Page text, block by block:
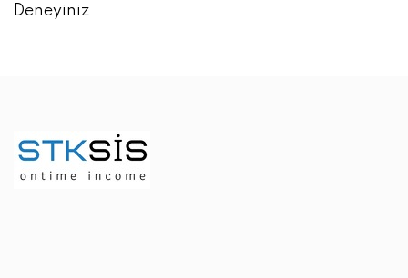
Deneyiniz